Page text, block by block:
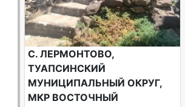
С. ЛЕРМОНТОВО,
ТУАПСИНСКИЙ
МУНИЦИПАЛЬНЫЙ ОКРУГ,
МКР ВОСТОЧНЫЙ